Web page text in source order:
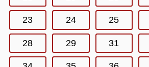
23 24 25
28 29 31